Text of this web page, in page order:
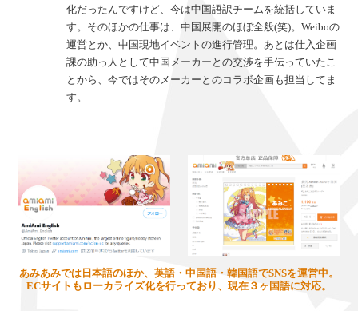
化だったんですけど、今は中国語訳チームを統括していま
す。そのほかの仕事は、中国展開のほぼ全般(笑)。Weiboの
運営とか、中国現地イベントの進行管理。あとは仕入企画
課の助っ人として中国メーカーとの交渉を手伝っていたこ
とから、今ではそのメーカーとのコラボ企画も担当してま
す。
あみあみでは日本語のほか、英語・中国語・韓国語でSNSを運営中。
ECサイトもローカライズ化を行っており、現在３ヶ国語に対応。